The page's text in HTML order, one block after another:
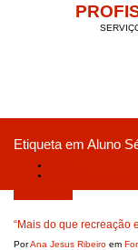
Etiqueta em Aluno
“Mais do que recreação
PorAna Jesus Ribeiro em